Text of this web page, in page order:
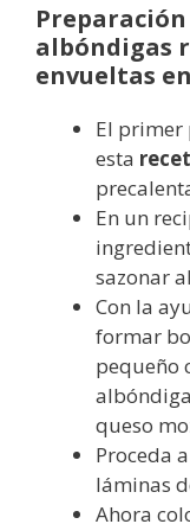
albóndigas
envueltas
El primer
esta
En un
sazonar
Con la
formar
pequeño
queso
Proceda
láminas
Ahora